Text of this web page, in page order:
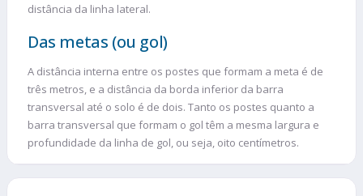
distância da linha lateral.
Das metas (ou gol)
A distância interna entre os postes que formam a meta é de
três metros, e a distância da borda inferior da barra
transversal até o solo é de dois. Tanto os postes quanto a
barra transversal que formam o gol têm a mesma largura e
profundidade da linha de gol, ou seja, oito centímetros.